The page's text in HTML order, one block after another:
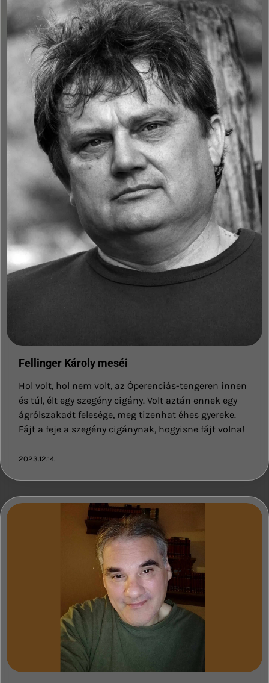
Fellinger Károly meséi
Hol volt, hol nem volt, az Óperenciás-tengeren innen
és túl, élt egy szegény cigány. Volt aztán ennek egy
ágrólszakadt felesége, meg tizenhat éhes gyereke.
Fájt a feje a szegény cigánynak, hogyisne fájt volna!
2023.12.14.